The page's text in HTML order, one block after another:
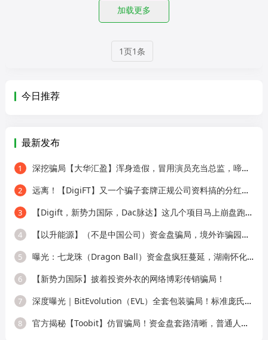
加载更多
1页1条
今日推荐
最新发布
1 深挖骗局【大华汇盈】浑身造假，冒用演员充当总监，啼笑皆非！
2 远离！【DigiFT】又一个骗子套牌正规公司资料搞的分红类资金盘骗局！
3 【Digift，新势力国际，Dac脉达】这几个项目马上崩盘跑路，别再被骗了！
4 【以升能源】（不是中国公司）资金盘骗局，境外诈骗园区所开，单割会员，即
5 曝光：七龙珠（Dragon Ball）资金盘疯狂蔓延，湖南怀化、新化已成高危重灾区，
6 【新势力国际】披着投资外衣的网络博彩传销骗局！
7 深度曝光｜BitEvolution（EVL）全套包装骗局！标准庞氏资金盘，多层拉人头 + 逆天
8 官方揭秘【Toobit】仿冒骗局！资金盘套路清晰，普通人别再上当！